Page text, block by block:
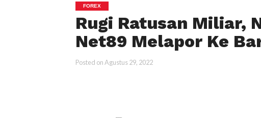
FOREX
Rugi Ratusan Miliar,
Net89 Melapor Ke
Posted onAgustus 29, 2022